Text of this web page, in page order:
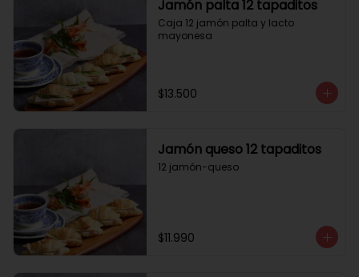
Jamón palta 12 tapaditos
Caja 12 jamón palta y lacto
mayonesa
$13.500
Jamón queso 12 tapaditos
12 jamón-queso
$11.990